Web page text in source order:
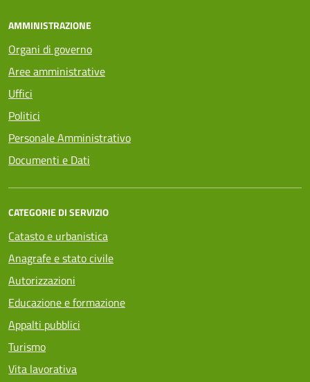
AMMINISTRAZIONE
Organi di governo
Aree amministrative
Uffici
Politici
Personale Amministrativo
Documenti e Dati
CATEGORIE DI SERVIZIO
Catasto e urbanistica
Anagrafe e stato civile
Autorizzazioni
Educazione e formazione
Appalti pubblici
Turismo
Vita lavorativa